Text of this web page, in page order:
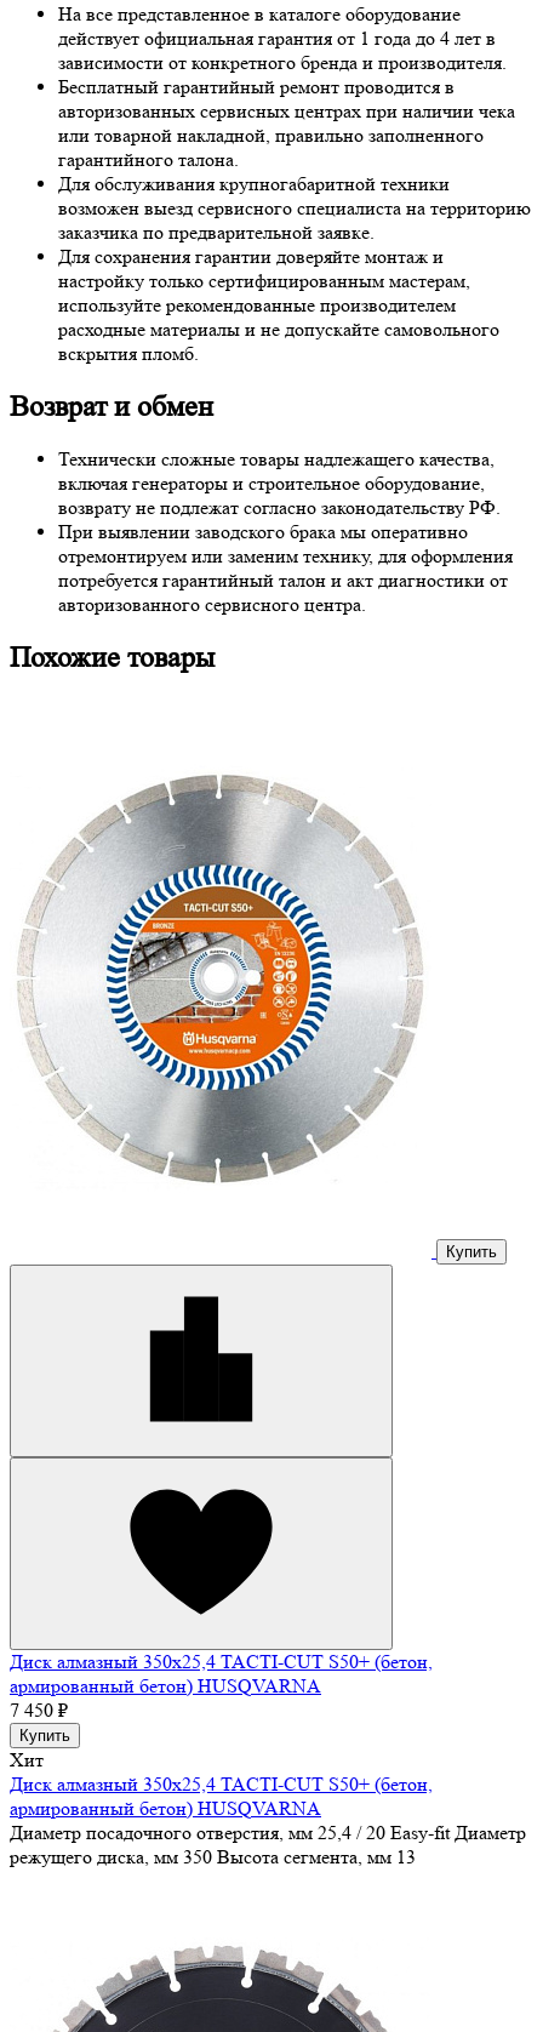
На все представленное в каталоге оборудование
действует официальная гарантия от 1 года до 4 лет в
зависимости от конкретного бренда и производителя.
Бесплатный гарантийный ремонт проводится в
авторизованных сервисных центрах при наличии чека
или товарной накладной, правильно заполненного
гарантийного талона.
Для обслуживания крупногабаритной техники
возможен выезд сервисного специалиста на территорию
заказчика по предварительной заявке.
Для сохранения гарантии доверяйте монтаж и
настройку только сертифицированным мастерам,
используйте рекомендованные производителем
расходные материалы и не допускайте самовольного
вскрытия пломб.
Возврат и обмен
Технически сложные товары надлежащего качества,
включая генераторы и строительное оборудование,
возврату не подлежат согласно законодательству РФ.
При выявлении заводского брака мы оперативно
отремонтируем или заменим технику, для оформления
потребуется гарантийный талон и акт диагностики от
авторизованного сервисного центра.
Похожие товары
Купить
Диск алмазный 350х25,4 TACTI-CUT S50+ (бетон,
армированный бетон) HUSQVARNA
7 450 ₽
Купить
Хит
Диск алмазный 350х25,4 TACTI-CUT S50+ (бетон,
армированный бетон) HUSQVARNA
Диаметр посадочного отверстия, мм 25,4 / 20 Easy-fitДиаметр
режущего диска, мм 350 Высота сегмента, мм 13